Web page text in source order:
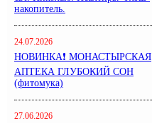
накопитель.
24.07.2026
НОВИНКА❗ МОНАСТЫРСКАЯ
АПТЕКА ГЛУБОКИЙ СОН
(фитомука)
27.06.2026